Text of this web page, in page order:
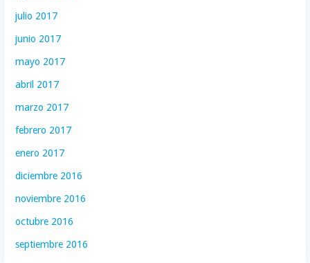
julio 2017
junio 2017
mayo 2017
abril 2017
marzo 2017
febrero 2017
enero 2017
diciembre 2016
noviembre 2016
octubre 2016
septiembre 2016